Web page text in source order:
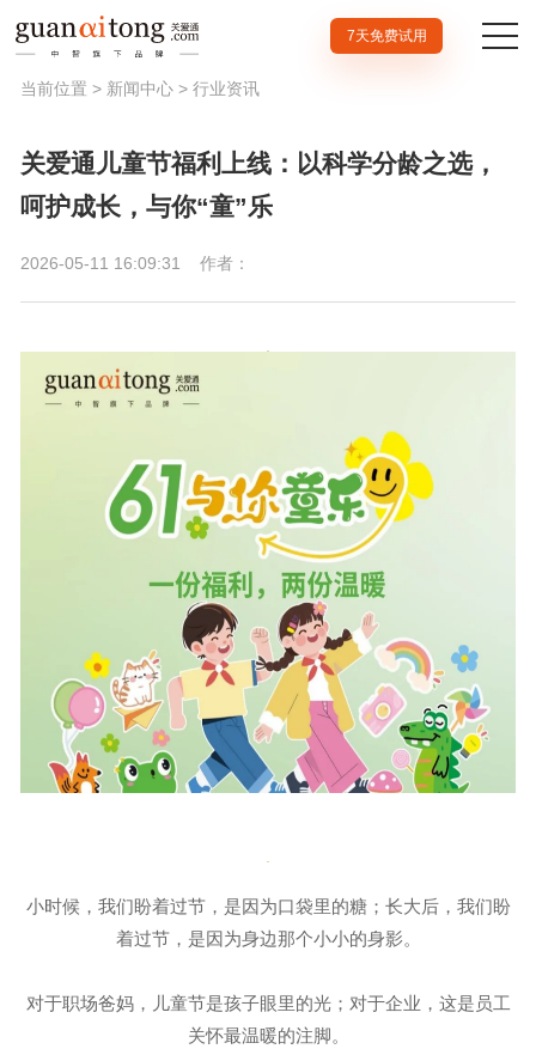
7天免费试用
当前位置 > 新闻中心 > 行业资讯
关爱通儿童节福利上线：以科学分龄之选，
呵护成长，与你“童”乐
2026-05-11 16:09:31 作者：
小时候，我们盼着过节，是因为口袋里的糖；长大后，我们盼
着过节，是因为身边那个小小的身影。
对于职场爸妈，儿童节是孩子眼里的光；对于企业，这是员工
关怀最温暖的注脚。